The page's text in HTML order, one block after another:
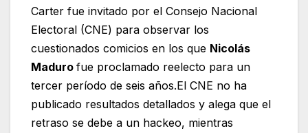
Carter fue invitado por el Consejo Nacional
Electoral (CNE) para observar los
cuestionados comicios en los que Nicolás
Maduro fue proclamado reelecto para un
tercer período de seis años.El CNE no ha
publicado resultados detallados y alega que el
retraso se debe a un hackeo, mientras